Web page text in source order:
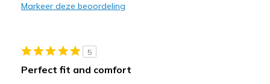
Casual Wear
Markeer deze beoordeling
5
Perfect fit and comfort